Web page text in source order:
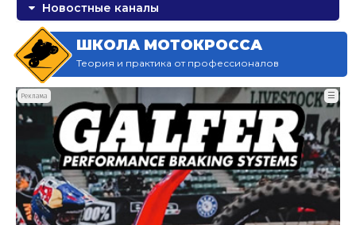
Новостные каналы
ШКОЛА МОТОКРОССА
Теория и практика от профессионалов
Реклама ☰